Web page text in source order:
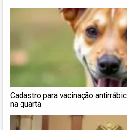
Cadastro para vacinação
na quarta